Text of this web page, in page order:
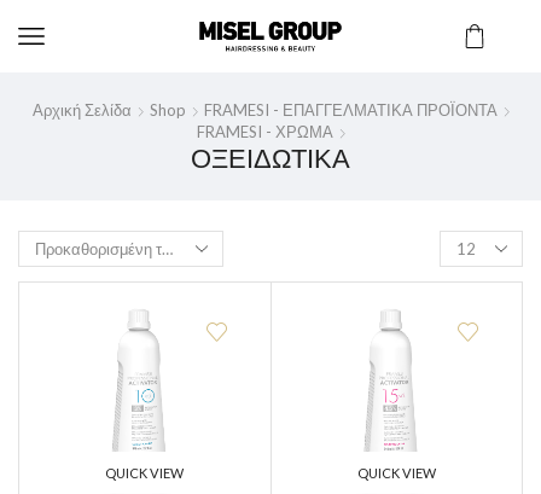
Αρχική Σελίδα Shop
FRAMESI - ΕΠΑΓΓΕΛΜΑΤΙΚΑ ΠΡΟΪΟΝΤΑ
FRAMESI - ΧΡΩΜΑ
ΟΞΕΙΔΩΤΙΚΑ
QUICK VIEW QUICK VIEW